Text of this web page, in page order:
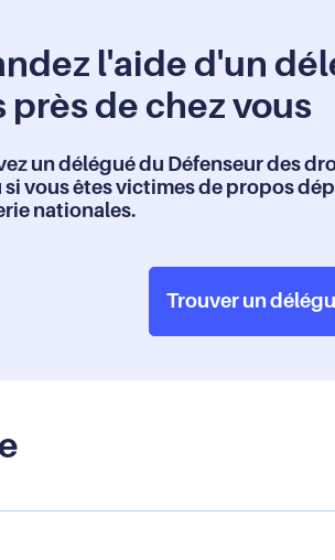
l'aide d'un
près de chez vous
un délégué du Défenseur des
vous êtes victimes de propos
nationales.
Trouver un